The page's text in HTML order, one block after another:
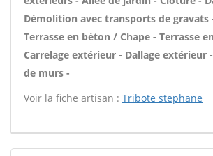
Démolition avec transports de gravats
Terrasse en béton / Chape - Terrasse
Carrelage extérieur - Dallage extérieur
de murs -
Voir la fiche artisan : Tribote stephane